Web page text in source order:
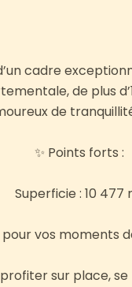
cadre
de plus
de
✨ Points forts :
Superficie : 10 477
vos moments
sur place,